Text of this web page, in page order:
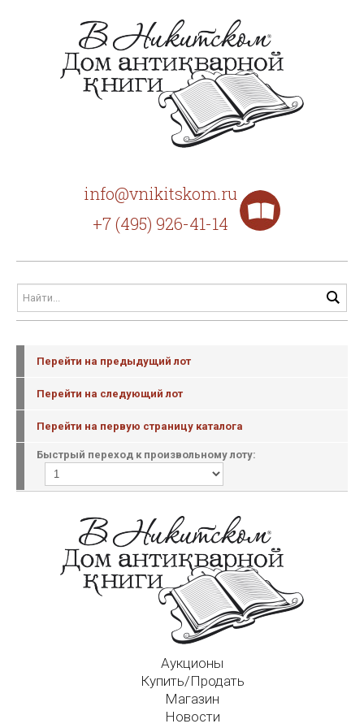
info@vnikitskom.ru
+7 (495) 926-41-14
Перейти на предыдущий лот
Перейти на следующий лот
Перейти на первую страницу каталога
Быстрый переход к произвольному лоту:
Аукционы
Купить/Продать
Магазин
Новости